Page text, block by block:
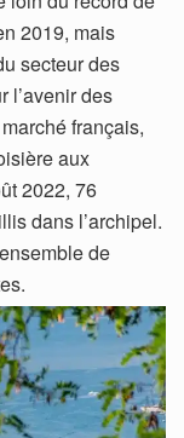
2019, mais
secteur des
l’avenir des
français,
aux
2022, 76
dans l’archipel.
de